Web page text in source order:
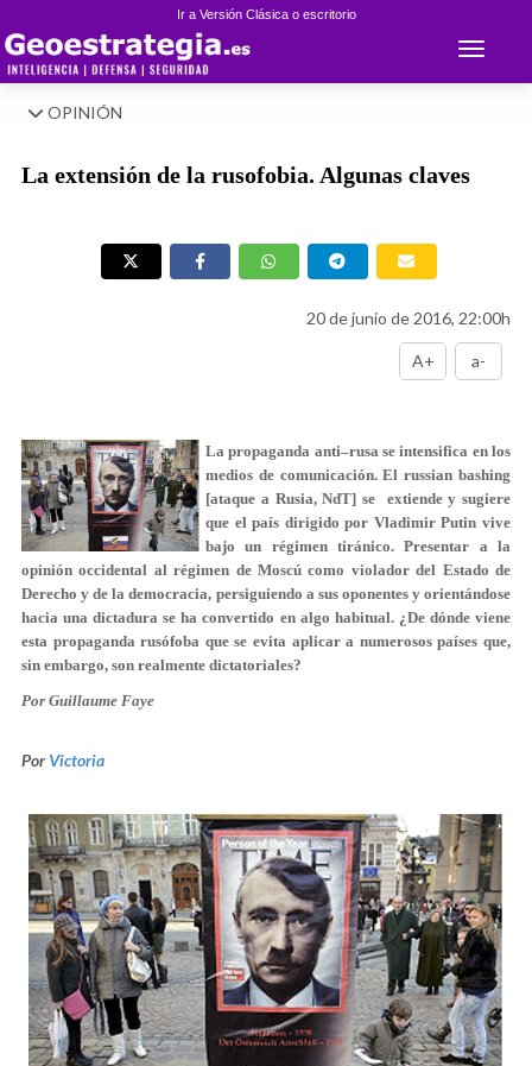
Ir a Versión Clásica o escritorio
Toggle
OPINIÓN
La extensión de la rusofobia. Algunas claves
20 de junio de 2016, 22:00h
A+ a-
La propaganda anti–rusa se intensifica en los
medios de comunicación. El russian bashing
[ataque a Rusia, NdT] se extiende y sugiere
que el país dirigido por Vladimir Putin vive
bajo un régimen tiránico. Presentar a la
opinión occidental al régimen de Moscú como violador del Estado de
Derecho y de la democracia, persiguiendo a sus oponentes y orientándose
hacia una dictadura se ha convertido en algo habitual. ¿De dónde viene
esta propaganda rusófoba que se evita aplicar a numerosos países que,
sin embargo, son realmente dictatoriales?
Por Guillaume Faye
PorVictoria